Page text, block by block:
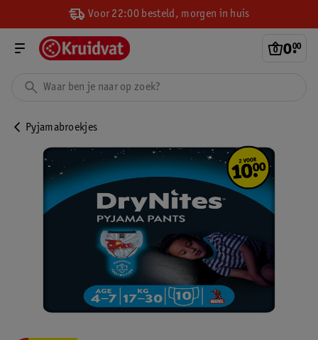
Voor 22:00 besteld, morgen in huis
0.
00
Pyjamabroekjes